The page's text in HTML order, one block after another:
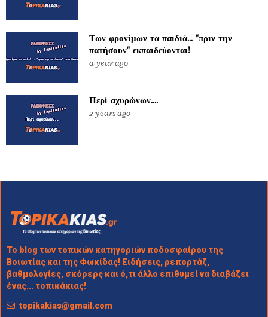
Των φρονίμων τα παιδιά... "πριν την
πατήσουν" εκπαιδεύονται!
a year ago
Περί αχυρώνων....
2 years ago
Το blog των τοπικών κατηγοριών ποδοσφαίρου της
Βοιωτίας και της Φωκίδας! Ειδήσεις, ρεπορτάζ,
βαθμολογίες, σκόρερς και ό,τι άλλο επιθυμεί να διαβάζει
ένας... τοπικάκιας!
topikakias@gmail.com